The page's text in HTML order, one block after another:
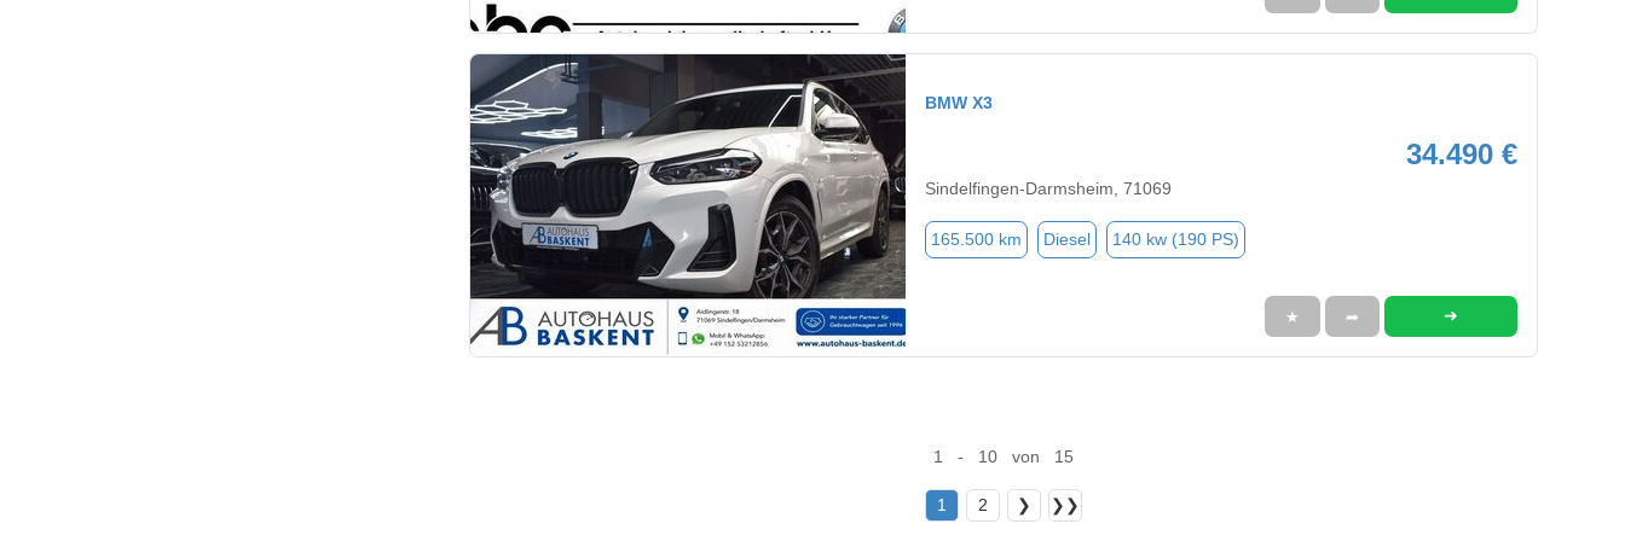
BMW X3
34.490 €
Sindelfingen-Darmsheim, 71069
165.500 km Diesel 140 kw (190 PS)
★ ➦ ➜
1 - 10 von 15
1 2 ❯ ❯❯